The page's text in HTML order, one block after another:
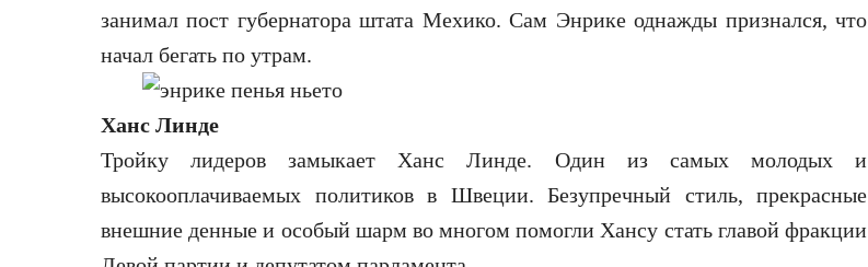
занимал пост губернатора штата Мехико. Сам Энрике однажды признался, что
начал бегать по утрам.
Ханс Линде
Тройку лидеров замыкает Ханс Линде. Один из самых молодых и
высокооплачиваемых политиков в Швеции. Безупречный стиль, прекрасные
внешние денные и особый шарм во многом помогли Хансу стать главой фракции